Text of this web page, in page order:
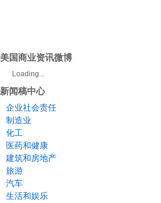
美国商业资讯微博
Loading...
新闻稿中心
企业社会责任
制造业
化工
医药和健康
建筑和房地产
旅游
汽车
生活和娱乐